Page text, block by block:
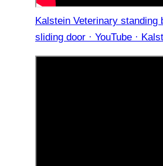
Kalstein Veterinary standing
sliding door · YouTube ·